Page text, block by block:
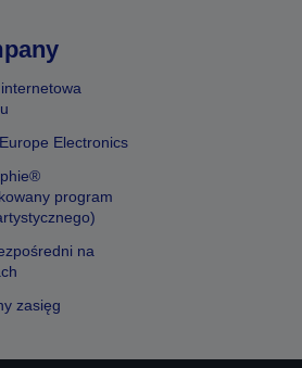
Electronics
program
na
zasięg